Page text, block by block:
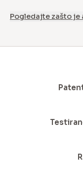
Pogledajte zašto je